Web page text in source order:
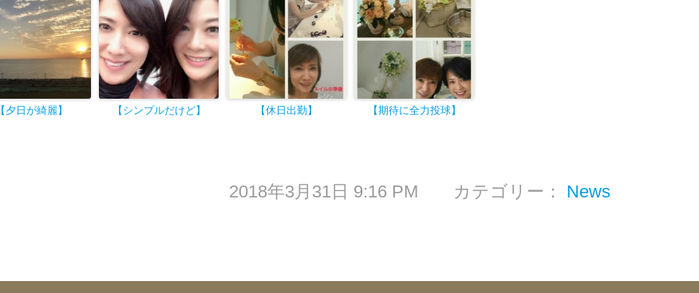
【夕日が綺麗】 【シンプルだけど】 【休日出勤】 【期待に全力投球】
2018年3月31日 9:16 PM カテゴリー： News